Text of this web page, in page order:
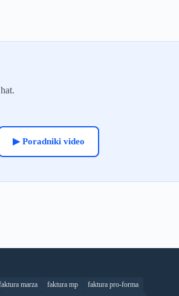
▶ Poradniki video
marza faktura mp
faktura pro-forma